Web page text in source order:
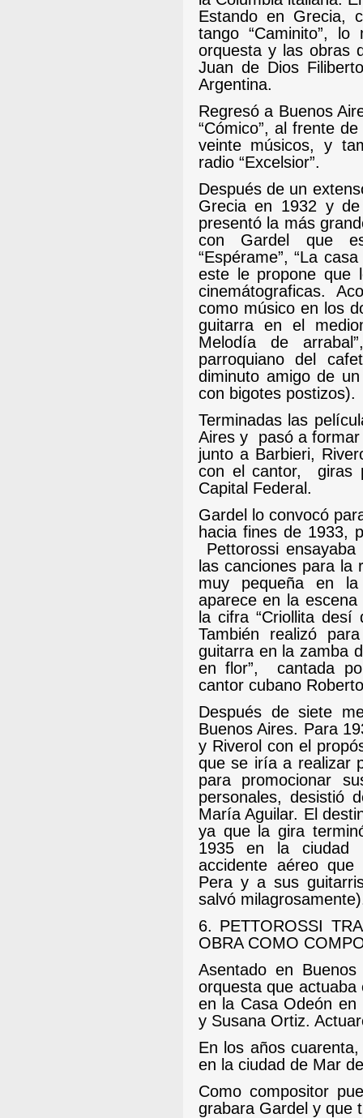
Estando en Grecia,
tango “Caminito”,
orquesta y las obras
Juan de Dios
Argentina.
Regresó a Buenos
“Cómico”, al frente
veinte músicos, y
radio “Excelsior”.
Después de un
Grecia en 1932 y
presentó la más
con Gardel que
“Espérame”, “La
este le propone que
cinemátograficas.
como músico en los
guitarra en el
Melodía de
parroquiano del
diminuto amigo de
con bigotes postizos).
Terminadas las
Aires y
pasó a
junto a Barbieri,
con el cantor,
giras
Capital Federal.
Gardel lo convocó
hacia fines de 1933,
Pettorossi
las canciones para la
muy pequeña en la
aparece en la
la cifra “Criollita
También realizó
guitarra en la zamba
en flor”,
cantada
cantor cubano
Después de siete
Buenos Aires. Para
y Riverol con el
que se iría a realizar
para promocionar
personales, desistió
María Aguilar. El
ya que la gira
1935 en la ciudad
accidente aéreo
Pera y a sus
salvó
6. PETTOROSSI
OBRA COMO
Asentado en
orquesta que actuaba
en la Casa Odeón en
y Susana Ortiz.
En los años
en la ciudad de Mar
Como compositor
grabara Gardel y que